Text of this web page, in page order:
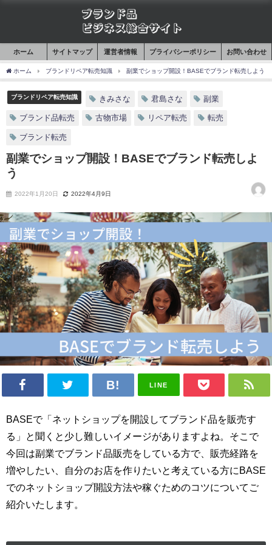
ホーム サイトマップ 運営者情報 プライバシーポリシー お問い合わせ
ホーム ブランドリペア転売知識 副業でショップ開設！BASEでブランド転売しよう
ブランドリペア転売知識 きみさな 君島さな 副業
ブランド品転売 古物市場 リペア転売 転売
ブランド転売
副業でショップ開設！BASEでブランド転売しよ
う
2022年1月20日 2022年4月9日
LINE
BASEで「ネットショップを開設してブランド品を販売す
る」と聞くと少し難しいイメージがありますよね。そこで
今回は副業でブランド品販売をしている方で、販売経路を
増やしたい、自分のお店を作りたいと考えている方にBASE
でのネットショップ開設方法や稼ぐためのコツについてご
紹介いたします。